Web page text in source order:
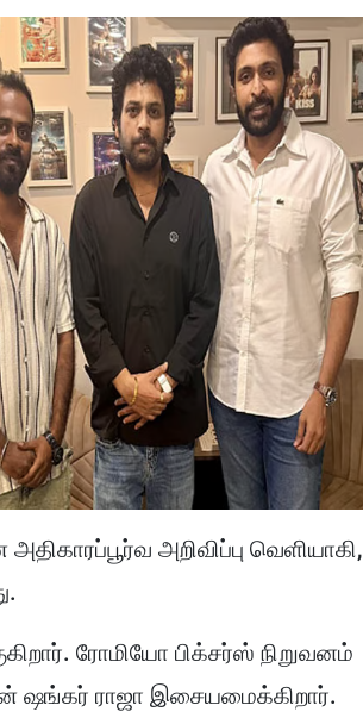
அறிவிப்பு வெளியாகி,
ரோமியோ பிக்சர்ஸ் நிறுவனம்
ஷங்கர் ராஜா இசையமைக்கிறார்.